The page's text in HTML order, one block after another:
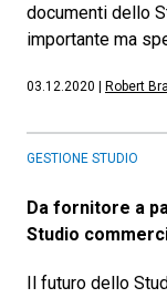
documenti dello
importante ma
03.12.2020 Robert
GESTIONE STUDIO
Da fornitore a
Studio
Il futuro dello